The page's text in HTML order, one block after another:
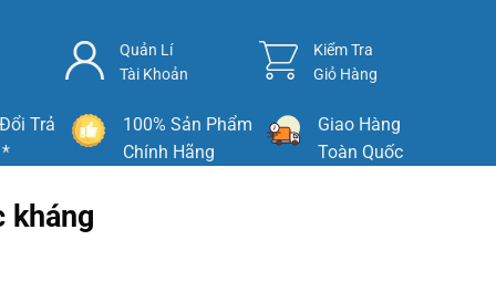
Quản Lí
Tài Khoản
Kiểm Tra
Giỏ Hàng
Trả
100% Sản Phẩm
Chính Hãng
Giao Hàng
Toàn Quốc
kháng